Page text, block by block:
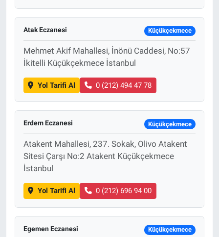
Atak Eczanesi Küçükçekmece
Mehmet Akif Mahallesi, İnönü Caddesi, No:57
İkitelli Küçükçekmece İstanbul
Yol Tarifi Al 0 (212) 494 47 78
Erdem Eczanesi Küçükçekmece
Atakent Mahallesi, 237. Sokak, Olivo Atakent
Sitesi Çarşı No:2 Atakent Küçükçekmece
İstanbul
Yol Tarifi Al 0 (212) 696 94 00
Egemen Eczanesi Küçükçekmece